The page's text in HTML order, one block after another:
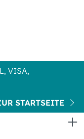
VISA,
STARTSEITE